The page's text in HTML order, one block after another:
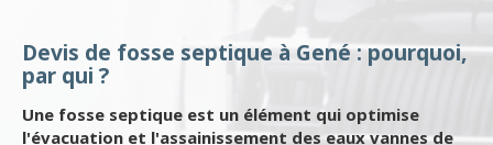
Devis de fosse septique à Gené : pourquoi,
par qui ?
Une fosse septique est un élément qui optimise
l'évacuation et l'assainissement des eaux vannes de